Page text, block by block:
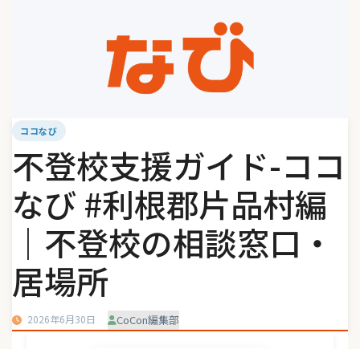
ココなび
不登校支援ガイド-ココ
なび #利根郡片品村編
｜不登校の相談窓口・
居場所
2026年6月30日 CoCon編集部